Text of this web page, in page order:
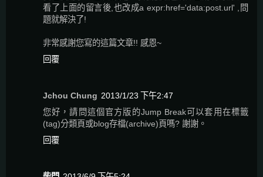
看了上面的留言後,也改成a expr:href='data:post.url' ,問
題就解決了!
非常感謝您寫的這篇文章!! 感恩~
回覆
Jchou Chung 2013/1/23 下午2:47
您好，請問這個官方版的Jump Break可以套用在標籤
(tag)分類頁或blog存檔(archive)頁嗎? 謝謝。
回覆